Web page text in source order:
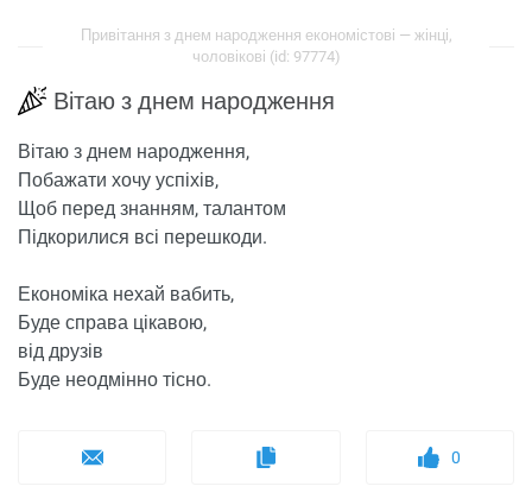
Привітання з днем ​​народження економістові — жінці,
чоловікові (id: 97774)
Вітаю з днем ​​народження
Вітаю з днем ​​народження,
Побажати хочу успіхів,
Щоб перед знанням, талантом
Підкорилися всі перешкоди.
Економіка нехай вабить,
Буде справа цікавою,
від друзів
Буде неодмінно тісно.
0